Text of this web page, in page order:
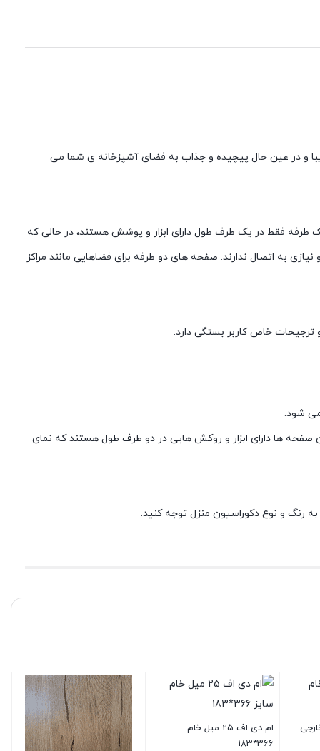
زیبا و در عین حال پیچیده و جذاب به فضای آشپزخانه ی شما می
تولید می شوند. صفحه های یک طرفه فقط در یک طرف طول دارای ابزار و پوشش هستند، در حالی که
به اتصال ندارند. صفحه های دو طرفه برای فضاهایی مانند مراکز
خاص کاربر بستگی دارد.
شود.
ها دارای ابزار و روکش هایی در دو طرف طول هستند که نمای
رنگ و نوع دکوراسیون منزل توجه کنید.
خارجی
ام دی اف 25 میل خام
366*183